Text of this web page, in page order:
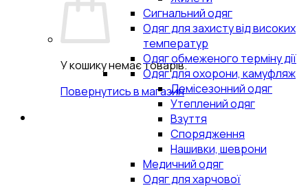
У кошику немає товарів.
Повернутись в магазин
Сигнальний одяг
Одяг для захисту від високих
температур
Одяг обмеженого терміну дії
Одяг для охорони, камуфляж
Демісезонний одяг
Утеплений одяг
Взуття
Спорядження
Нашивки, шеврони
Медичний одяг
Одяг для харчової